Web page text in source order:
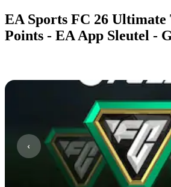
EA Sports FC 26 Ultimate
Points - EA App Sleutel -